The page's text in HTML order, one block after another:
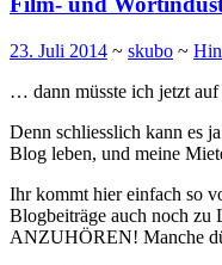
23. Juli 2014 ~ skubo ~
… dann müsste ich jetzt auf
Denn schliesslich kann es
Blog leben, und meine
Ihr kommt hier einfach so
Blogbeiträge auch noch
ANZUHÖREN! Manche